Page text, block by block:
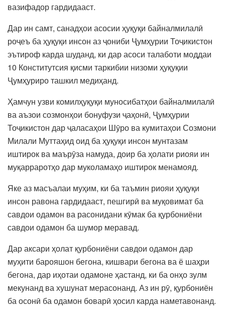
вазифадор гардидааст.
Дар ин самт, санадҳои асосии ҳуқуқи байналмилалӣ
роҷеъ ба ҳуқуқи инсон аз ҷониби Ҷумҳурии Тоҷикистон
эътироф карда шуданд, ки дар асоси талаботи моддаи
10 Конститутсия қисми таркибии низоми ҳуқуқии
Ҷумҳуриро ташкил медиҳанд.
Ҳамчун узви комилҳуқуқи муносибатҳои байналмилалӣ
ва аъзои созмонҳои бонуфузи ҷаҳонӣ, Ҷумҳурии
Тоҷикистон дар ҷаласаҳои Шӯро ва кумитаҳои Созмони
Милали Муттаҳид оид ба ҳуқуқи инсон мунтазам
иштирок ва маърӯза намуда, доир ба ҳолати риояи ин
муқарраротҳо дар муколамаҳо иштирок менамояд.
Яке аз масъалаи муҳим, ки ба таъмин риояи ҳуқуқи
инсон равона гардидааст, пешгирӣ ва муқовимат ба
савдои одамон ва расонидани кӯмак ба қурбониёни
савдои одамон ба шумор меравад.
Дар аксари ҳолат қурбониёни савдои одамон дар
муҳити барояшон бегона, кишвари бегона ва ё шаҳри
бегона, дар иҳотаи одамоне ҳастанд, ки ба онҳо зулм
мекунанд ва хушунат мерасонанд. Аз ин рӯ, қурбониён
ба осонӣ ба одамон боварӣ ҳосил карда наметавонанд.